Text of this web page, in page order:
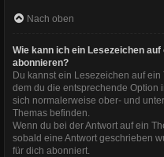
Nach oben
Wie kann ich ein Lesezeichen
abonnieren?
Du kannst ein Lesezeichen auf
dem du die entsprechende Option
sich normalerweise ober- und
Themas befinden.
Wenn du bei der Antwort auf ein
sobald eine Antwort geschrieben
für dich abonniert.